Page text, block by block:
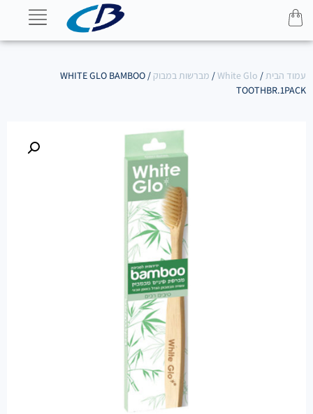
עמוד הבית/
White Glo
/ מברשות במבוק
/ WHITE GLO BAMBOO
TOOTHBR.1PACK